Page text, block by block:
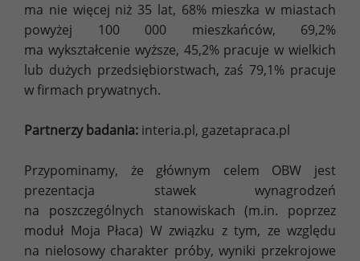
ma nie więcej niż 35 lat, 68% mieszka w miastach
powyżej 100 000 mieszkańców, 69,2%
ma wykształcenie wyższe, 45,2% pracuje w wielkich
lub dużych przedsiębiorstwach, zaś 79,1% pracuje
w firmach prywatnych.
Partnerzy badania: interia.pl, gazetapraca.pl
Przypominamy, że głównym celem OBW jest
prezentacja stawek wynagrodzeń
na poszczególnych stanowiskach (m.in. poprzez
moduł Moja Płaca) W związku z tym, ze względu
na nielosowy charakter próby, wyniki przekrojowe